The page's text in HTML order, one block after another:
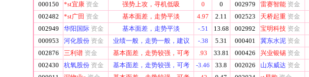
000150
*st宜康 资金 强势上攻，寻机低吸 0 0 002979 雷赛智能 资金
002482
*st广田 资金 基本面差，走势平淡 4.97 2.11 002523 天桥起重 资金
002949
华阳国际 资金 基本面差，走势平淡 -.51 13.68 002992 宝明科技 资金
000953
河化股份 资金 业绩一般，走势一般，建议 -.38 5.31 000401 冀东水泥 资金
002876
三利谱 资金 基本面差，走势较强，可考 .93 33.81 000426 兴业银锡 资金
002430
杭氧股份 资金 基本面差，走势较强，可考 -3.46 33.8 002026 山东威达 资金